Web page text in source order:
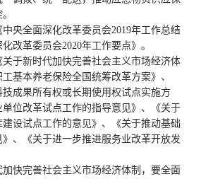
央全面深化改革委员会2019年工作总结
改革委员会2020年工作要点》。
于新时代加快完善社会主义市场经济体
基本养老保险全国统筹改革方案》、
技成果所有权或长期使用权试点实施方
位改革试点工作的指导意见》、《关于
设试点工作的意见》、《关于推动基础
、《关于进一步推进服务业改革开放发
快完善社会主义市场经济体制，要全面